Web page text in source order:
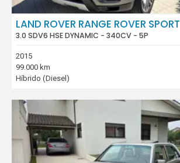
LAND ROVER RANGE ROVER SPORT
3.0 SDV6 HSE DYNAMIC - 340CV - 5P
2015
99.000 km
Híbrido (Diesel)